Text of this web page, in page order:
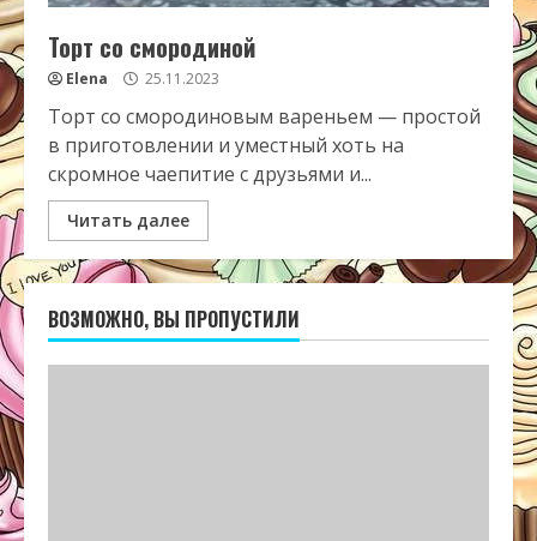
Торт со смородиной
Elena 25.11.2023
Торт со смородиновым вареньем — простой
в приготовлении и уместный хоть на
скромное чаепитие с друзьями и...
Читать далее
ВОЗМОЖНО, ВЫ ПРОПУСТИЛИ